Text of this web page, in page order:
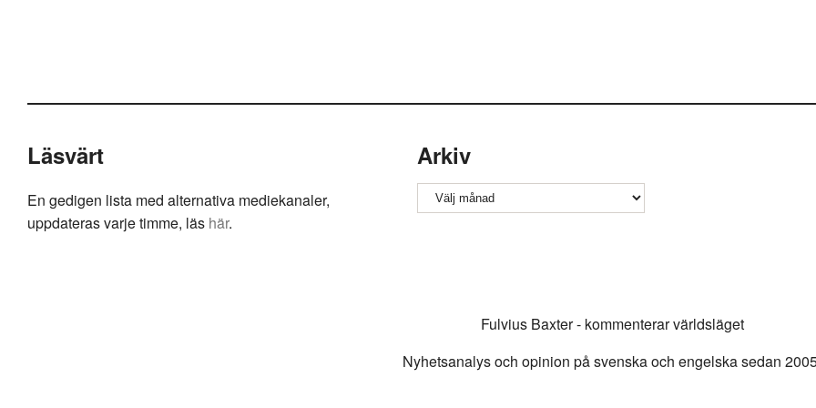
Läsvärt
En gedigen lista med alternativa mediekanaler,
uppdateras varje timme, läs här.
Arkiv
Arkiv
Fulvius Baxter - kommenterar världsläget
Nyhetsanalys och opinion på svenska och engelska sedan